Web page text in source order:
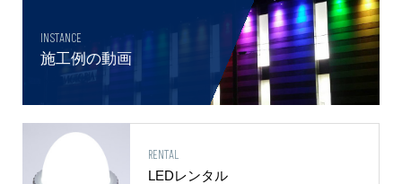
INSTANCE
施工例の動画
RENTAL
LEDレンタル